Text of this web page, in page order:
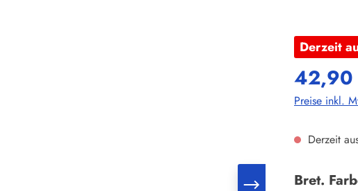
Derzeit
42,90
Preise inkl.
Derzeit
Bret.